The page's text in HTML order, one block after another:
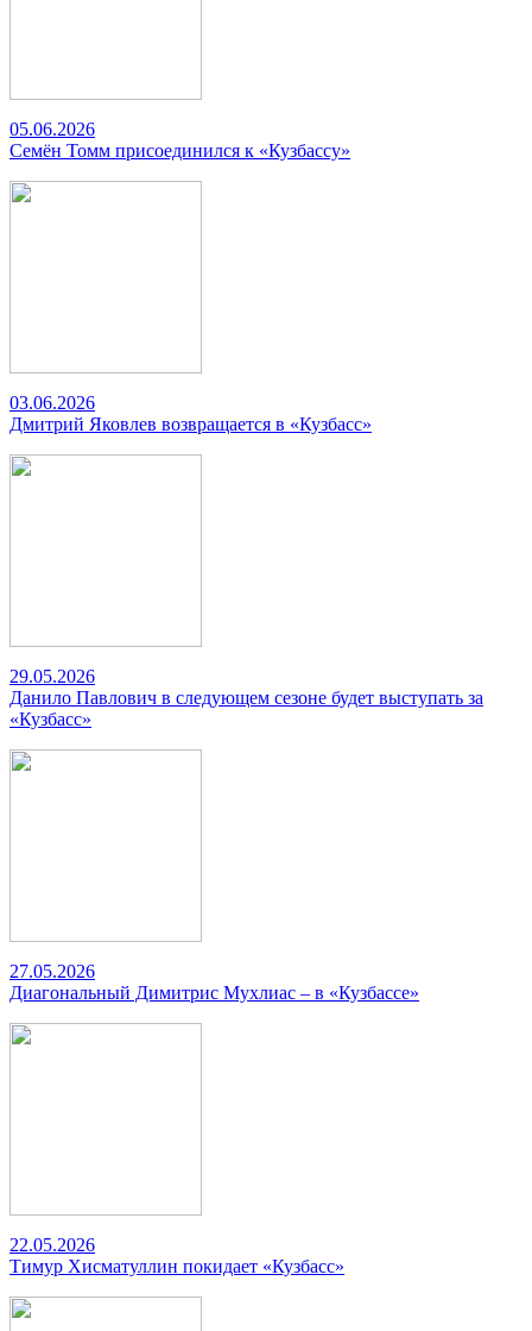
05.06.2026
Семён Томм присоединился к «Кузбассу»
03.06.2026
Дмитрий Яковлев возвращается в «Кузбасс»
29.05.2026
Данило Павлович в следующем сезоне будет выступать за
«Кузбасс»
27.05.2026
Диагональный Димитрис Мухлиас – в «Кузбассе»
22.05.2026
Тимур Хисматуллин покидает «Кузбасс»